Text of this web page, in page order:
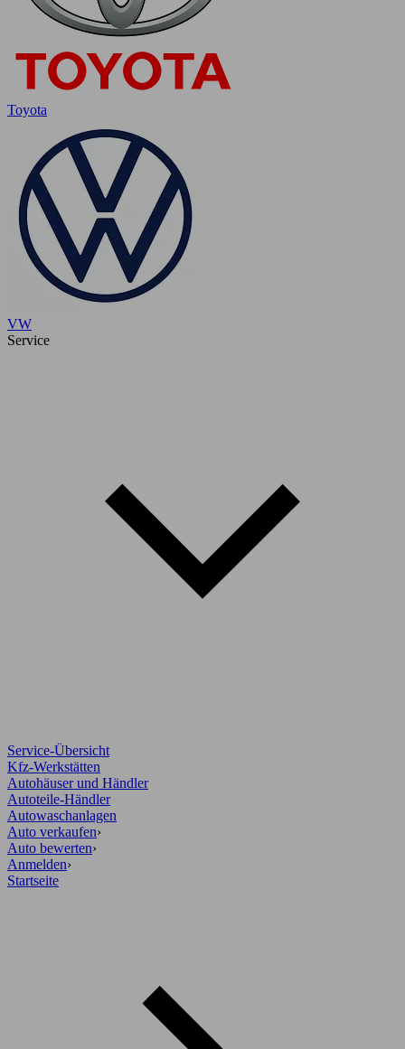
Toyota
VW
Service
Service-Übersicht
Kfz-Werkstätten
Autohäuser und Händler
Autoteile-Händler
Autowaschanlagen
Auto verkaufen›
Auto bewerten›
Anmelden›
Startseite